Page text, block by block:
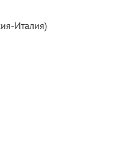
Италия)